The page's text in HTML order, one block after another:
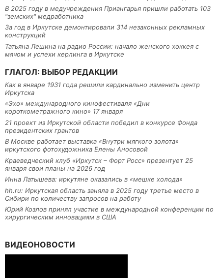
В 2025 году в медучреждения Приангарья пришли работать 103
"земских" медработника
За год в Иркутске демонтировали 314 незаконных рекламных
конструкций
Татьяна Лешина на радио России: начало женского хоккея с
мячом и успехи керлинга в Иркутске
ГЛАГОЛ: ВЫБОР РЕДАКЦИИ
Как в январе 1931 года решили кардинально изменить центр
Иркутска
«Эхо» международного кинофестиваля «Дни
короткометражного кино» 17 января
21 проект из Иркутской области победил в конкурсе Фонда
президентских грантов
В Москве работает выставка «Внутри мягкого золота»
иркутского фотохудожника Елены Аносовой
Краеведческий клуб «Иркутск – Форт Росс» презентует 25
января свои планы на 2026 год
Инна Латышева: иркутяне оказались в «мешке холода»
hh.ru: Иркутская область заняла в 2025 году третье место в
Сибири по количеству запросов на работу
Юрий Козлов принял участие в международной конференции по
хирургическим инновациям в США
ВИДЕОНОВОСТИ